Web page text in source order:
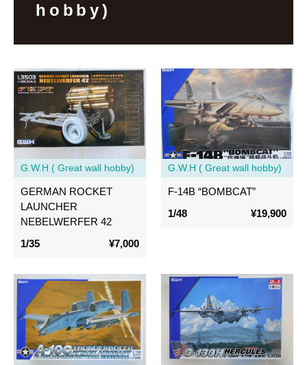
hobby)
G.W.H ( Great wall hobby)
GERMAN ROCKET
LAUNCHER
NEBELWERFER 42
1/35
¥7,000
G.W.H ( Great wall hobby)
F-14B “BOMBCAT”
1/48
¥19,900